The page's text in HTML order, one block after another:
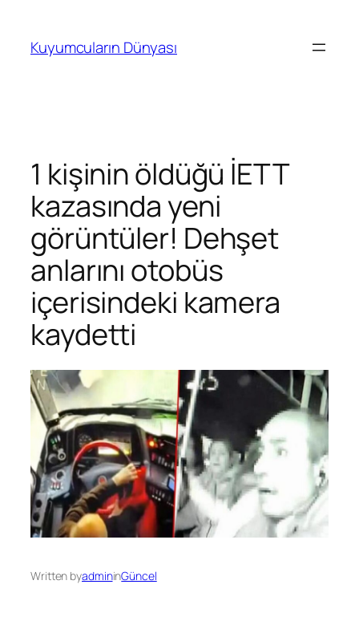
Kuyumcuların Dünyası
1 kişinin öldüğü İETT
kazasında yeni
görüntüler! Dehşet
anlarını otobüs
içerisindeki kamera
kaydetti
Written byadmininGüncel